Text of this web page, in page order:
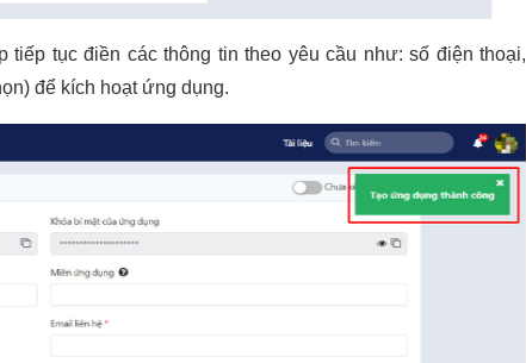
tiếp tục điền các thông tin theo yêu cầu như: số điện thoại,
để kích hoạt ứng dụng.